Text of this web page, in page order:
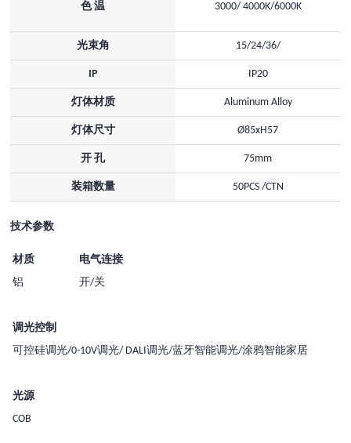
色 温 3000/ 4000K/6000K
光束角 15/24/36/
IP IP20
灯体材质 Aluminum Alloy
灯体尺寸 Ø85xH57
开 孔 75mm
装箱数量 50PCS /CTN
技术参数
材质
电气连接
铝
开/关
调光控制
可控硅调光/0-10V调光/ DALI调光/蓝牙智能调光/涂鸦智能家居
光源
COB